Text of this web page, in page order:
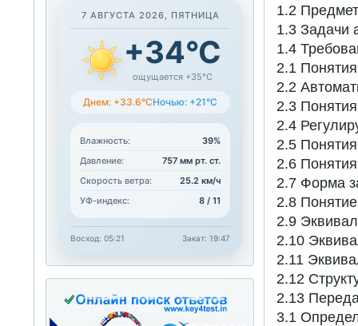
1.2
1.3 Задачи
1.4
2.1
2.2
2.3
2.4
2.5
2.6
2.7 Форма
2.8
2.9
2.10
2.11
2.12
2.13
3.1
7 АВГУСТА 2026, ПЯТНИЦА
+34°C
ощущается +35°C
Днем: +33.6°CНочью: +21°C
Влажность:
39%
Давление:
757 мм рт. ст.
Скорость ветра:
25.2 км/ч
УФ-индекс:
8 / 11
Восход: 05:21 Закат: 19:47